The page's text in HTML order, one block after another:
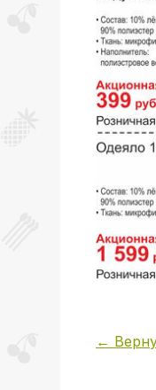
←